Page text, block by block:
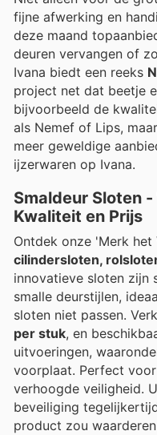
fijne afwerking en
deze maand
deuren vervangen of
Ivana biedt een reeks
project net dat beetje
bijvoorbeeld de
als Nemef of Lips,
meer geweldige
ijzerwaren op Ivana.
Smaldeur Sloten
Kwaliteit en Prijs
Ontdek onze 'Merk
cilindersloten,
innovatieve sloten zijn
smalle deurstijlen,
sloten niet passen.
per stuk, en
uitvoeringen,
voorplaat. Perfect
verhoogde veiligheid.
beveiliging
product zou